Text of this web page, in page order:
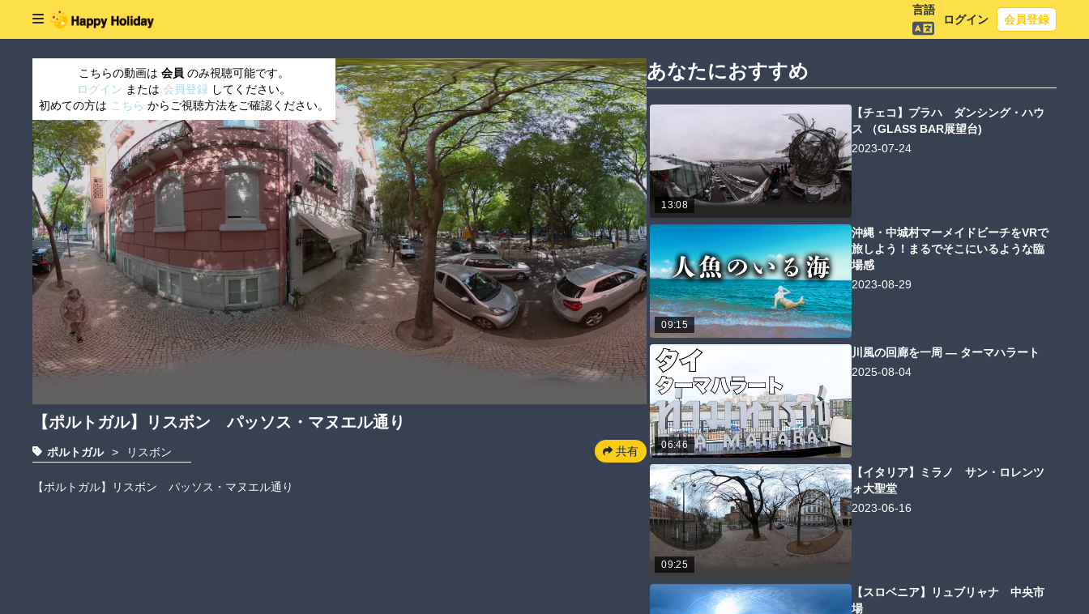
言語
ログイン 会員登録
こちらの動画は 会員 のみ視聴可能です。
ログイン または 会員登録 してください。
初めての方は こちら からご視聴方法をご確認ください。
【ポルトガル】リスボン パッソス・マヌエル通り
ポルトガル > リスボン 共有
【ポルトガル】リスボン　パッソス・マヌエル通り
あなたにおすすめ
13:08
【チェコ】プラハ ダンシング・ハウ
ス （GLASS BAR展望台)
2023-07-24
09:15
沖縄・中城村マーメイドビーチをVRで
旅しよう！まるでそこにいるような臨
場感
2023-08-29
06:46
川風の回廊を一周 ― ターマハラート
2025-08-04
09:25
【イタリア】ミラノ サン・ロレンツ
ォ大聖堂
2023-06-16
【スロベニア】リュブリャナ 中央市
場